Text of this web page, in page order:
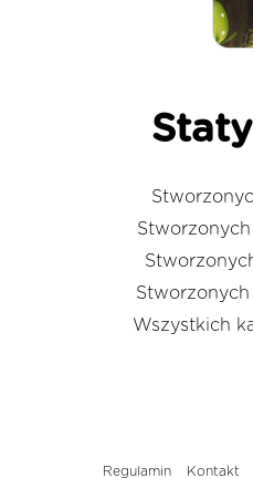
Stworzonych
Wszystkich
Regulamin Kontakt